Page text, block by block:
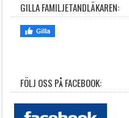
GILLA FAMILJETANDLÄKAREN:
FÖLJ OSS PÅ FACEBOOK: